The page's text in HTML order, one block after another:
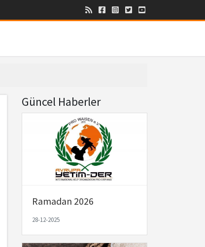
Güncel Haberler
Ramadan 2026
28-12-2025